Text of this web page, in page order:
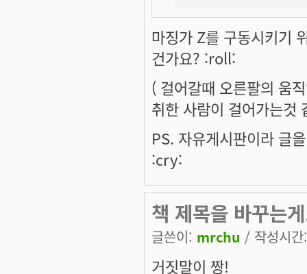
마징가 Z를 구동시키기
건가요? :roll:
( 걸어갈때 오른팔의 움
취한 사람이 걸어가는것
PS. 자유게시판이라 글
:cry:
책 제목을 바꾸는
글쓴이: mrchu / 작성시
거짓말이 짱!